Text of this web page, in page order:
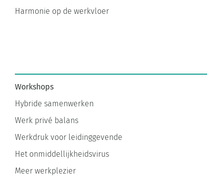
Harmonie op de werkvloer
Workshops
Hybride samenwerken
Werk privé balans
Werkdruk voor leidinggevende
Het onmiddellijkheidsvirus
Meer werkplezier